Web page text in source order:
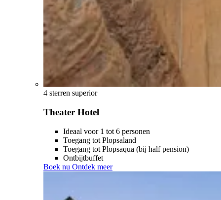
4 sterren superior
Theater Hotel
Ideaal voor 1 tot 6 personen
Toegang tot Plopsaland
Toegang tot Plopsaqua (bij half pension)
Ontbijtbuffet
Boek nu Ontdek meer